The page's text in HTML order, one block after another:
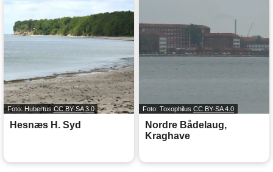
Foto: HubertusCC BY-SA 3.0
Hesnæs H. Syd
Foto: Toxophilus CC BY-SA 4.0
Nordre Bådelaug,
Kraghave